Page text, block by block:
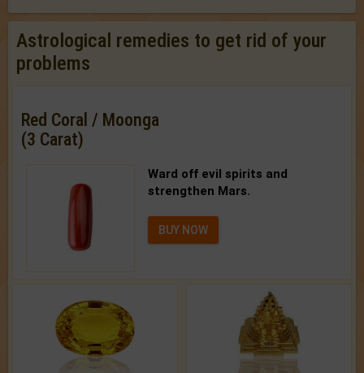
Astrological remedies to get rid of your
problems
Red Coral / Moonga
(3 Carat)
Ward off evil spirits and
strengthen Mars.
BUY NOW